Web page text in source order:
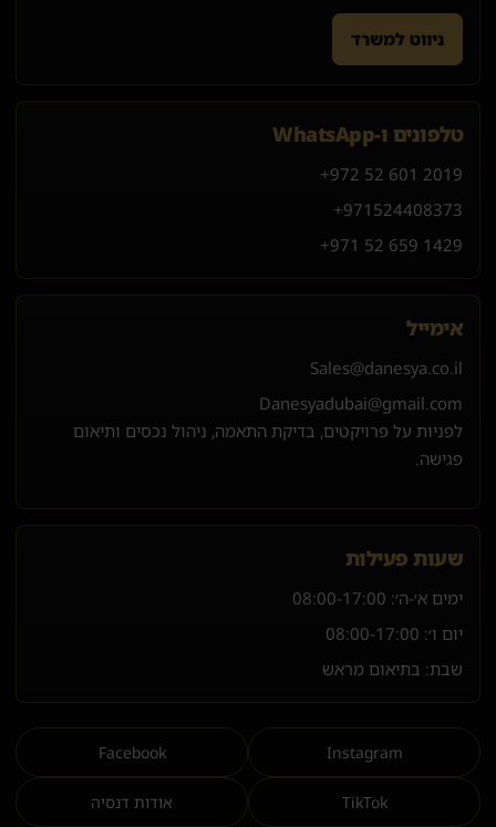
ניווט למשרד
טלפונים ו-WhatsApp
+972 52 601 2019
+971 524408373
+971 52 659 1429
אימייל
Sales@danesya.co.il
Danesyadubai@gmail.com
לפניות על פרויקטים, בדיקת התאמה, ניהול נכסים ותיאום
פגישה.
שעות פעילות
ימים א׳-ה׳: 08:00-17:00
יום ו׳: 08:00-17:00
שבת: בתיאום מראש
Instagram
Facebook
TikTok אודות דנסיה